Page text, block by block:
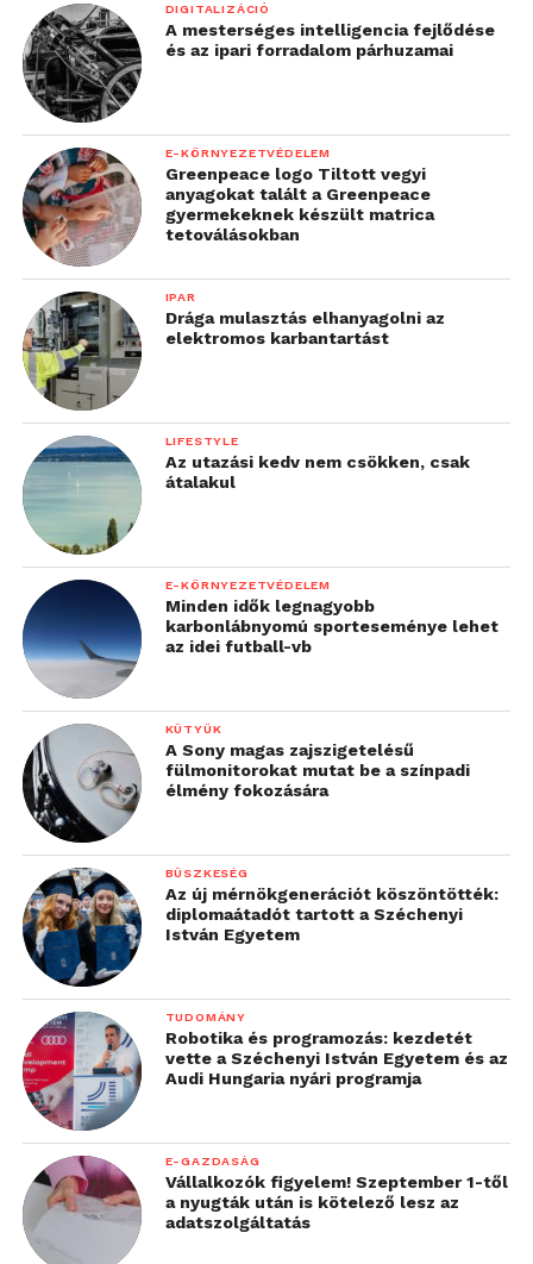
DIGITALIZÁCIÓ
A mesterséges intelligencia fejlődése
és az ipari forradalom párhuzamai
E-KÖRNYEZETVÉDELEM
Greenpeace logo Tiltott vegyi
anyagokat talált a Greenpeace
gyermekeknek készült matrica
tetoválásokban
IPAR
Drága mulasztás elhanyagolni az
elektromos karbantartást
LIFESTYLE
Az utazási kedv nem csökken, csak
átalakul
E-KÖRNYEZETVÉDELEM
Minden idők legnagyobb
karbonlábnyomú sporteseménye lehet
az idei futball-vb
KÜTYÜK
A Sony magas zajszigetelésű
fülmonitorokat mutat be a színpadi
élmény fokozására
BÜSZKESÉG
Az új mérnökgenerációt köszöntötték:
diplomaátadót tartott a Széchenyi
István Egyetem
TUDOMÁNY
Robotika és programozás: kezdetét
vette a Széchenyi István Egyetem és az
Audi Hungaria nyári programja
E-GAZDASÁG
Vállalkozók figyelem! Szeptember 1-től
a nyugták után is kötelező lesz az
adatszolgáltatás